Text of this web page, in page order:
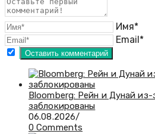
Имя*
Email*
Bloomberg: Рейн и Дунай из-
заблокированы
06.08.2026/
0 Comments